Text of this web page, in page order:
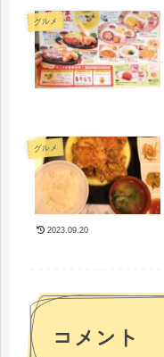
グルメ
グルメ
2023.09.20
コメント